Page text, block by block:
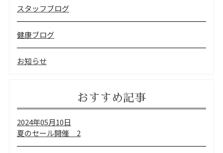
スタッフブログ
健康ブログ
お知らせ
おすすめ記事
2024年05月10日
夏のセール開催 2